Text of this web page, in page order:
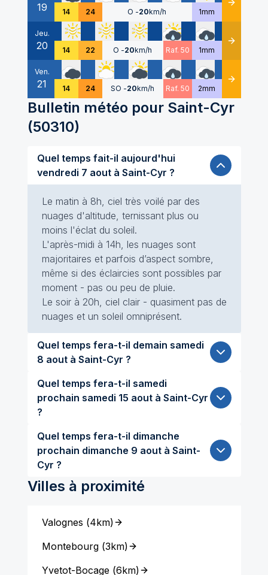
19 14 24 O -20km/h 1mm Détails
Jeu.
20 14 22 O -20km/h Raf. 50 1mm Détails
Ven.
21 14 24 SO -20km/h Raf. 50 2mm Détails
Bulletin météo pour Saint-Cyr
(50310)
Quel temps fait-il aujourd'hui
vendredi 7 aout à Saint-Cyr ?
Le matin à 8h, ciel très voilé par des
nuages d'altitude, ternissant plus ou
moins l'éclat du soleil.
L'après-midi à 14h, les nuages sont
majoritaires et parfois d’aspect sombre,
même si des éclaircies sont possibles par
moment - pas ou peu de pluie.
Le soir à 20h, ciel clair - quasiment pas de
nuages et un soleil omniprésent.
Quel temps fera-t-il demain samedi
8 aout à Saint-Cyr ?
Quel temps fera-t-il samedi
prochain samedi 15 aout à Saint-Cyr
?
Quel temps fera-t-il dimanche
prochain dimanche 9 aout à Saint-
Cyr ?
Villes à proximité
Valognes (4km)
Montebourg(3km)
Yvetot-Bocage(6km)